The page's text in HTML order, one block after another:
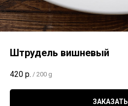
Штрудель вишневый
420 р. / 200 g
ЗАКАЗАТЬ